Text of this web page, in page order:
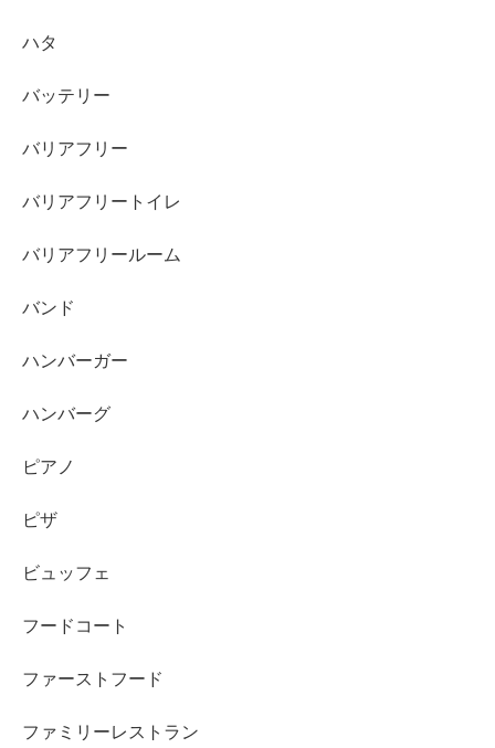
ハタ
バッテリー
バリアフリー
バリアフリートイレ
バリアフリールーム
バンド
ハンバーガー
ハンバーグ
ピアノ
ピザ
ビュッフェ
フードコート
ファーストフード
ファミリーレストラン